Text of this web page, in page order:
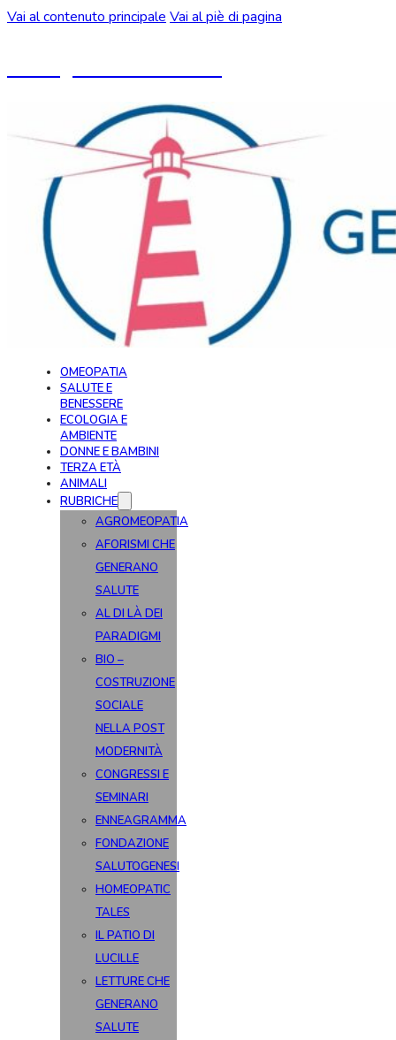
Vai al contenuto principale Vai al piè di pagina
OMEOPATIA
SALUTE E
BENESSERE
ECOLOGIA E
AMBIENTE
DONNE E BAMBINI
TERZA ETÀ
ANIMALI
RUBRICHE
AGROMEOPATIA
AFORISMI CHE
GENERANO
SALUTE
AL DI LÀ DEI
PARADIGMI
BIO –
COSTRUZIONE
SOCIALE
NELLA POST
MODERNITÀ
CONGRESSI E
SEMINARI
ENNEAGRAMMA
FONDAZIONE
SALUTOGENESI
HOMEOPATIC
TALES
IL PATIO DI
LUCILLE
LETTURE CHE
GENERANO
SALUTE